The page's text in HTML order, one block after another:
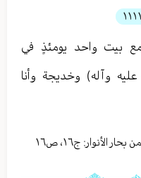
١١١١
بيت واحد يومئذٍ في
عليه وآله) وخديجة وأنا
بحار الأنوار: ج١٦، ص١٦